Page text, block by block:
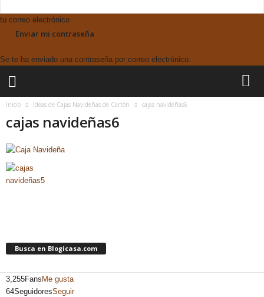
tu correo electrónico
Se te ha enviado una contraseña por correo electrónico.
Inicio Ideas de Cajas Navideñas de Cartón cajas navideñas6
cajas navideñas6
Busca en Blogicasa.com
3,255Fans Me gusta
64SeguidoresSeguir